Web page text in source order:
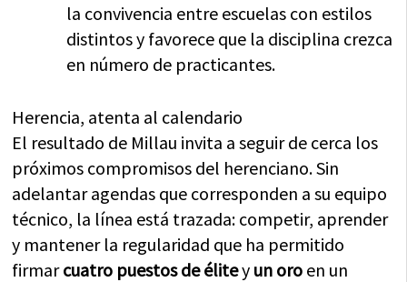
la convivencia entre escuelas con estilos
distintos y favorece que la disciplina crezca
en número de practicantes.
Herencia, atenta al calendario
El resultado de Millau invita a seguir de cerca los
próximos compromisos del herenciano. Sin
adelantar agendas que corresponden a su equipo
técnico, la línea está trazada: competir, aprender
y mantener la regularidad que ha permitido
firmarcuatro puestos de élitey un oro en un